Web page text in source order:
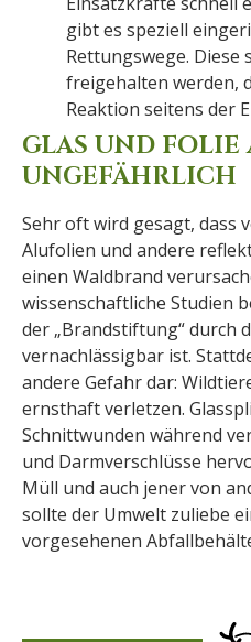
gibt es speziell
Rettungswege. Diese
freigehalten werden,
Reaktion seitens der
GLAS UND FOLIE
UNGEFÄHRLICH
Sehr oft wird gesagt, dass
Alufolien und andere
einen Waldbrand
wissenschaftliche Studien
der „Brandstiftung“ durch
vernachlässigbar ist.
andere Gefahr dar:
ernsthaft verletzen.
Schnittwunden während
und Darmverschlüsse
Müll und auch jener von
sollte der Umwelt zuliebe
vorgesehenen